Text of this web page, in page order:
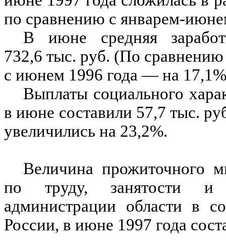
по сравнению с январем-
В июне средняя
732,6 тыс. руб. (По
с июнем 1996 года — на
Выплаты социального
в июне составили 57,7 тыс.
увеличились на 23,2%.
Величина прожиточного
по труду, занятости и
администрации области в
России, в июне 1997 года